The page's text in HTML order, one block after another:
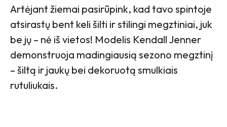
Artėjant žiemai pasirūpink, kad tavo spintoje
atsirastų bent keli šilti ir stilingi megztiniai, juk
be jų – nė iš vietos! Modelis Kendall Jenner
demonstruoja madingiausią sezono megztinį
– šiltą ir jaukų bei dekoruotą smulkiais
rutuliukais.